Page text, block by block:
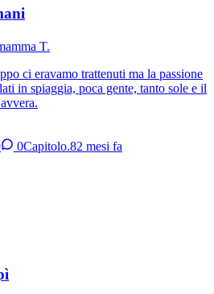
T.
ci eravamo trattenuti ma la passione
in spiaggia, poca gente, tanto sole e il
0Capitolo.82 mesi fa